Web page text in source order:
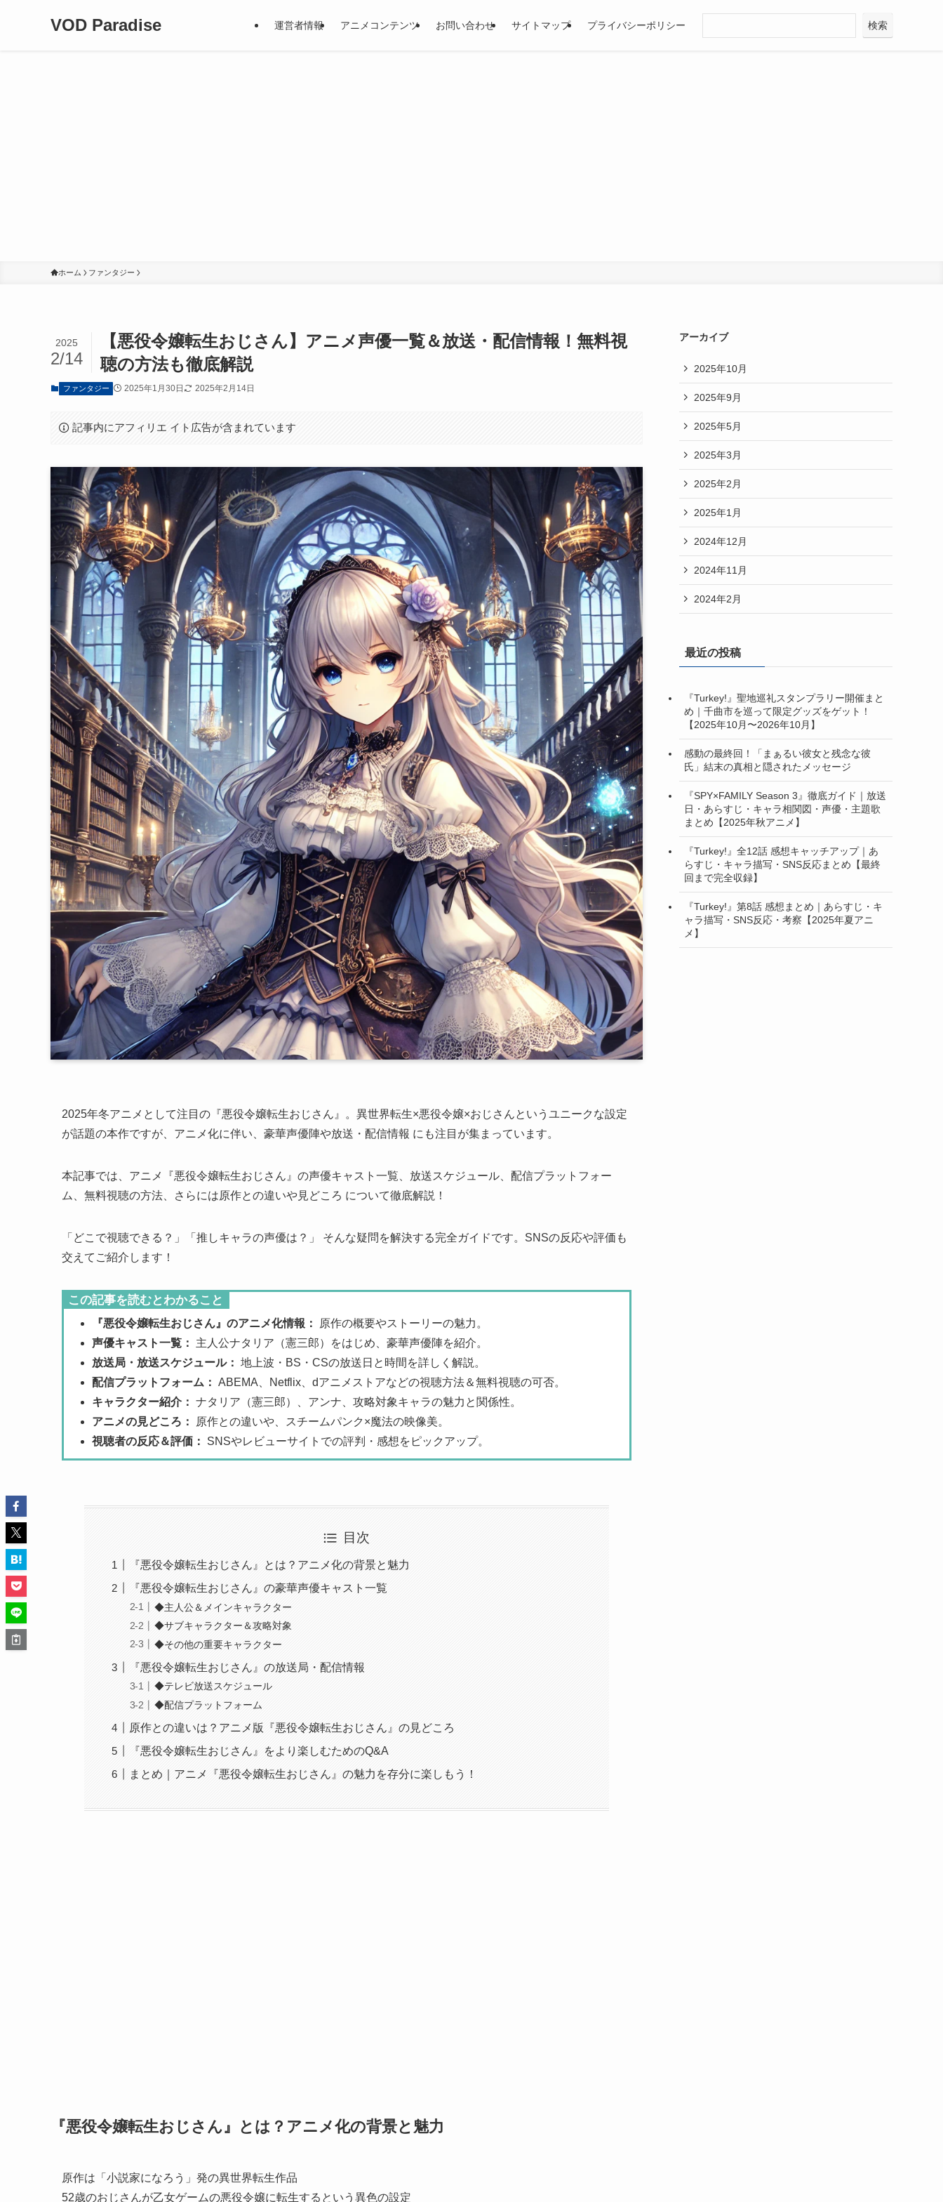
VOD Paradise 運営者情報 アニメコンテンツ お問い合わせ サイトマップ プライバシーポリシー 検索
ホーム ファンタジー
【悪役令嬢転生おじさん】アニメ声優一覧＆放送・配信情報！無料視
聴の方法も徹底解説
2025
2/14
ファンタジー 2025年1月30日 2025年2月14日
記事内にアフィリエ イト広告が含まれています
2025年冬アニメとして注目の『悪役令嬢転生おじさん』。異世界転生×悪役令嬢×おじさんというユニークな設定
が話題の本作ですが、アニメ化に伴い、豪華声優陣や放送・配信情報 にも注目が集まっています。
本記事では、アニメ『悪役令嬢転生おじさん』の声優キャスト一覧、放送スケジュール、配信プラットフォー
ム、無料視聴の方法、さらには原作との違いや見どころ について徹底解説！
「どこで視聴できる？」「推しキャラの声優は？」 そんな疑問を解決する完全ガイドです。SNSの反応や評価も
交えてご紹介します！
この記事を読むとわかること
『悪役令嬢転生おじさん』のアニメ化情報：
原作の概要やストーリーの魅力。
声優キャスト一覧：
主人公ナタリア（憲三郎）をはじめ、豪華声優陣を紹介。
放送局・放送スケジュール： 地上波・BS・CSの放送日と時間を詳しく解説。
配信プラットフォーム： ABEMA、Netflix、dアニメストアなどの視聴方法＆無料視聴の可否。
キャラクター紹介： ナタリア（憲三郎）、アンナ、攻略対象キャラの魅力と関係性。
アニメの見どころ：
原作との違いや、スチームパンク×魔法の映像美。
視聴者の反応＆評価：
SNSやレビューサイトでの評判・感想をピックアップ。
目次
『悪役令嬢転生おじさん』とは？アニメ化の背景と魅力
『悪役令嬢転生おじさん』の豪華声優キャスト一覧
◆主人公＆メインキャラクター
◆サブキャラクター＆攻略対象
◆その他の重要キャラクター
『悪役令嬢転生おじさん』の放送局・配信情報
◆テレビ放送スケジュール
◆配信プラットフォーム
原作との違いは？アニメ版『悪役令嬢転生おじさん』の見どころ
『悪役令嬢転生おじさん』をより楽しむためのQ&A
まとめ｜アニメ『悪役令嬢転生おじさん』の魅力を存分に楽しもう！
『悪役令嬢転生おじさん』とは？アニメ化の背景と魅力
原作は「小説家になろう」発の異世界転生作品
52歳のおじさんが乙女ゲームの悪役令嬢に転生するという異色の設定
アーカイブ
2025年10月
2025年9月
2025年5月
2025年3月
2025年2月
2025年1月
2024年12月
2024年11月
2024年2月
最近の投稿
『Turkey!』聖地巡礼スタンプラリー開催まと
め｜千曲市を巡って限定グッズをゲット！
【2025年10月〜2026年10月】
感動の最終回！「まぁるい彼女と残念な彼
氏」結末の真相と隠されたメッセージ
『SPY×FAMILY Season 3』徹底ガイド｜放送
日・あらすじ・キャラ相関図・声優・主題歌
まとめ【2025年秋アニメ】
『Turkey!』全12話 感想キャッチアップ｜あ
らすじ・キャラ描写・SNS反応まとめ【最終
回まで完全収録】
『Turkey!』第8話 感想まとめ｜あらすじ・キ
ャラ描写・SNS反応・考察【2025年夏アニ
メ】